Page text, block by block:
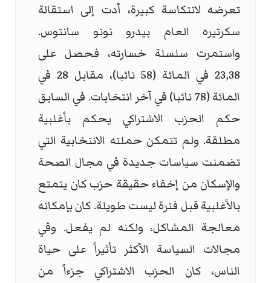
تعرضه لانتكاسة كبيرة، أدت إلى استقالة
سكرتيره العام بيدرو نونو سانتوس.
واستمرت سلسلة خسارته، فحصل على
23,38 في المائة (58 نائبا)، مقابل 28 في
المائة (78 نائبا) في آخر انتخابات. في السابق
حكم الحزب الاشتراكي يحكم بأغلبية
مطلقة. ولم تتمكن حملته الانتخابية التي
تضمنت سياسات جديدة في مجال الصحة
والإسكان من إخفاء حقيقة حزب كان يتمتع
بالأغلبية قبل فترة ليست طويلة. كان بإمكانه
معالجة المشاكل، ولكنه لم يفعل. وفي
مجالات السياسة الأكثر تأثيراً على حياة
الناس، كان الحزب الاشتراكي جزءاً من